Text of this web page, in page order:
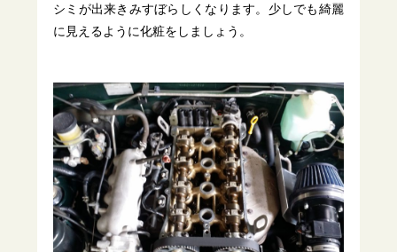
シミが出来きみすぼらしくなります。少しでも綺麗
に見えるように化粧をしましょう。